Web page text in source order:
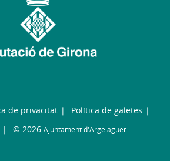
de privacitat
Política de galetes
© 2026 Ajuntament d'Argelaguer